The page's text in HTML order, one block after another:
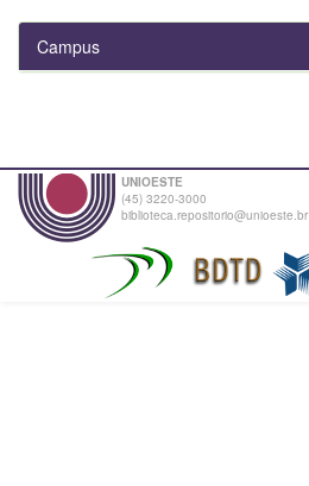
Campus
UNIOESTE
(45) 3220-3000
biblioteca.repositorio@unioeste.br